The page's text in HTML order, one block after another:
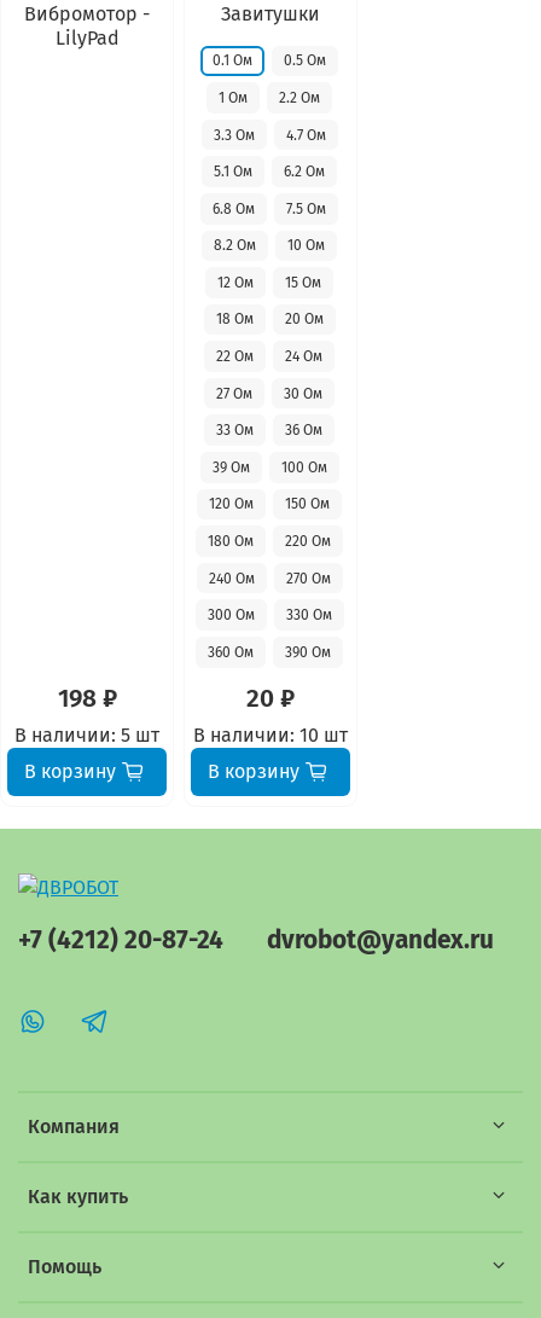
Вибромотор -
LilyPad
198 ₽
В наличии: 5 шт
В корзину
Завитушки
0.1 Ом 0.5 Ом
1 Ом 2.2 Ом
3.3 Ом 4.7 Ом
5.1 Ом 6.2 Ом
6.8 Ом 7.5 Ом
8.2 Ом 10 Ом
12 Ом 15 Ом
18 Ом 20 Ом
22 Ом 24 Ом
27 Ом 30 Ом
33 Ом 36 Ом
39 Ом 100 Ом
120 Ом 150 Ом
180 Ом 220 Ом
240 Ом 270 Ом
300 Ом 330 Ом
360 Ом 390 Ом
20 ₽
В наличии: 10 шт
В корзину
Компания
Как купить
Помощь
+7 (4212) 20-87-24 dvrobot@yandex.ru